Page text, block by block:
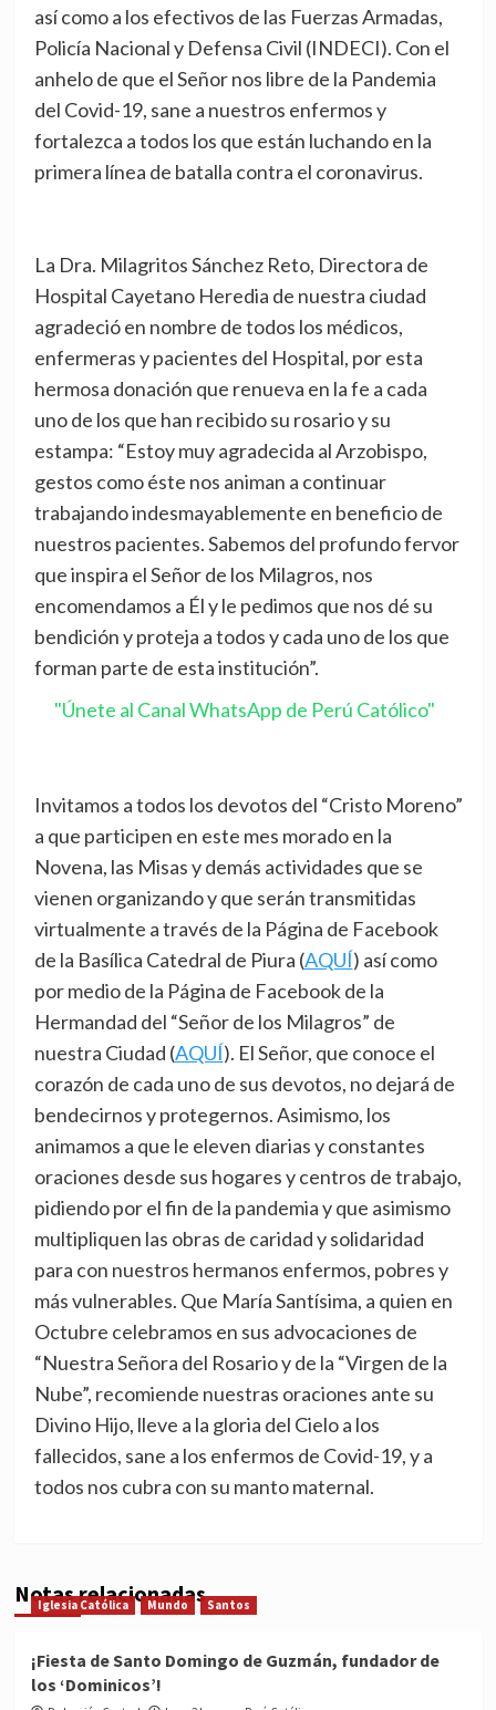
así como a los efectivos de las Fuerzas Armadas,
Policía Nacional y Defensa Civil (INDECI). Con el
anhelo de que el Señor nos libre de la Pandemia
del Covid-19, sane a nuestros enfermos y
fortalezca a todos los que están luchando en la
primera línea de batalla contra el coronavirus.
La Dra. Milagritos Sánchez Reto, Directora de
Hospital Cayetano Heredia de nuestra ciudad
agradeció en nombre de todos los médicos,
enfermeras y pacientes del Hospital, por esta
hermosa donación que renueva en la fe a cada
uno de los que han recibido su rosario y su
estampa: “Estoy muy agradecida al Arzobispo,
gestos como éste nos animan a continuar
trabajando indesmayablemente en beneficio de
nuestros pacientes. Sabemos del profundo fervor
que inspira el Señor de los Milagros, nos
encomendamos a Él y le pedimos que nos dé su
bendición y proteja a todos y cada uno de los que
forman parte de esta institución”.
"Únete al Canal WhatsApp de Perú Católico"
Invitamos a todos los devotos del “Cristo Moreno”
a que participen en este mes morado en la
Novena, las Misas y demás actividades que se
vienen organizando y que serán transmitidas
virtualmente a través de la Página de Facebook
de la Basílica Catedral de Piura (AQUÍ) así como
por medio de la Página de Facebook de la
Hermandad del “Señor de los Milagros” de
nuestra Ciudad (AQUÍ). El Señor, que conoce el
corazón de cada uno de sus devotos, no dejará de
bendecirnos y protegernos. Asimismo, los
animamos a que le eleven diarias y constantes
oraciones desde sus hogares y centros de trabajo,
pidiendo por el fin de la pandemia y que asimismo
multipliquen las obras de caridad y solidaridad
para con nuestros hermanos enfermos, pobres y
más vulnerables. Que María Santísima, a quien en
Octubre celebramos en sus advocaciones de
“Nuestra Señora del Rosario y de la “Virgen de la
Nube”, recomiende nuestras oraciones ante su
Divino Hijo, lleve a la gloria del Cielo a los
fallecidos, sane a los enfermos de Covid-19, y a
todos nos cubra con su manto maternal.
Notas relacionadas
Iglesia Católica Mundo Santos
¡Fiesta de Santo Domingo de Guzmán, fundador de
los ‘Dominicos’!